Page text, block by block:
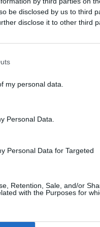
be disclosed by us to third
disclose it to other third
my personal data.
Personal Data.
Personal Data for Targeted
Retention, Sale, and/or
with the Purposes for
legnagyobb forgalom az
az OTP-
részvények közül a MOL
tartozik, melynek